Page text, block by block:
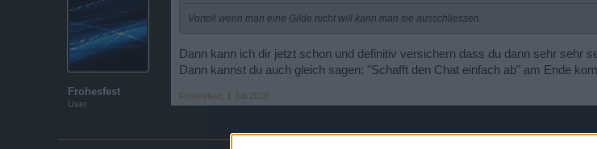
Frohesfest
User
Vorteil wenn man eine Gilde nicht will kann man sie ausschliessen.
Dann kann ich dir jetzt schon und definitiv versichern dass du dann sehr sehr
Dann kannst du auch gleich sagen: "Schafft den Chat einfach ab" am Ende
Frohesfest 1 Juli 2018